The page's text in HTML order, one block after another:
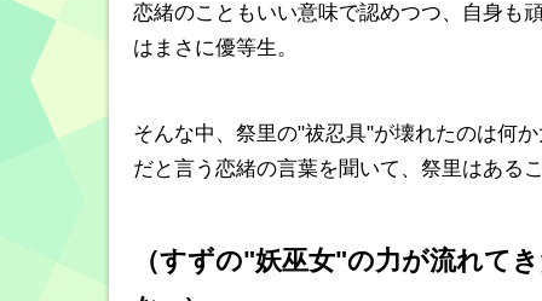
恋緒のこともいい意味で認めつつ、自身も
はまさに優等生。
そんな中、祭里の"祓忍具"が壊れたのは何
だと言う恋緒の言葉を聞いて、祭里はある
（すずの"妖巫女"の力が流れて